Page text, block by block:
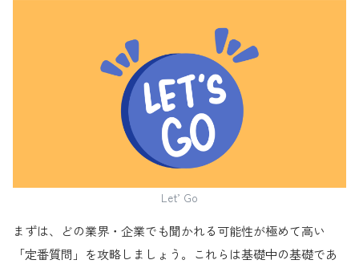
Let’ Go
まずは、どの業界・企業でも聞かれる可能性が極めて高い
「定番質問」を攻略しましょう。これらは基礎中の基礎であ